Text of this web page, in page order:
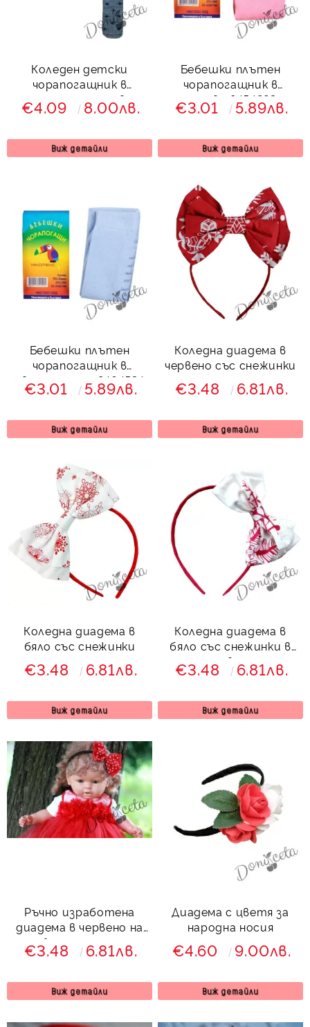
Коледен детски
чорапогащник в
тъмносиньо и сиво с
елен 688732
€4.09 8.00лв.
Виж детайли
Бебешки плътен
чорапогащник в
розово 8454223
€3.01 5.89лв.
Виж детайли
Бебешки плътен
чорапогащник в
светлосиньо 8464534
€3.01 5.89лв.
Виж детайли
Коледна диадема в
червено със снежинки
€3.48 6.81лв.
Виж детайли
Коледна диадема в
бяло със снежинки
€3.48 6.81лв.
Виж детайли
Коледна диадема в
бяло със снежинки в
червено
€3.48 6.81лв.
Виж детайли
Ръчно изработена
диадема в червено на
бели точици
€3.48 6.81лв.
Виж детайли
Диадема с цветя за
народна носия
€4.60 9.00лв.
Виж детайли